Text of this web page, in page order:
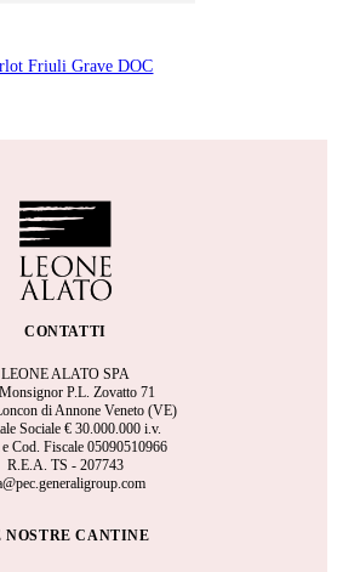
Friuli Grave DOC
CONTATTI
LEONE ALATO SPA
P.L. Zovatto 71
di Annone Veneto (VE)
Sociale € 30.000.000 i.v.
Cod. Fiscale 05090510966
R.E.A. TS - 207743
NOSTRE CANTINE